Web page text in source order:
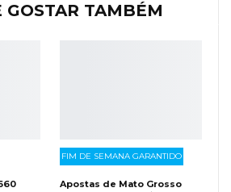
GOSTAR TAMBÉM
FIM DE SEMANA GARANTIDO
Apostas de Mato Grosso